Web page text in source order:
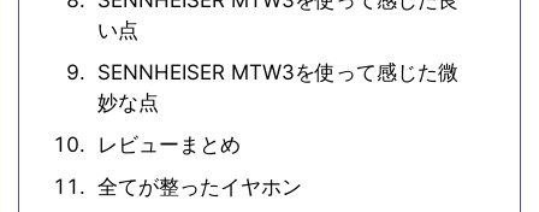
い点
SENNHEISER MTW3を使って感じた微
妙な点
レビューまとめ
全てが整ったイヤホン